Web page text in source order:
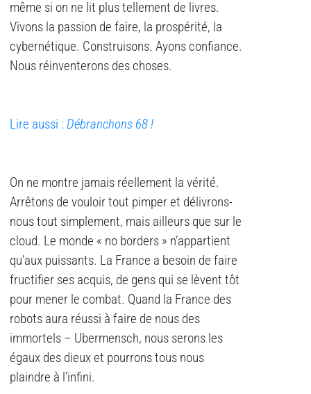
même si on ne lit plus tellement de livres.
Vivons la passion de faire, la prospérité, la
cybernétique. Construisons. Ayons confiance.
Nous réinventerons des choses.
Lire aussi : Débranchons 68 !
On ne montre jamais réellement la vérité.
Arrêtons de vouloir tout pimper et délivrons-
nous tout simplement, mais ailleurs que sur le
cloud. Le monde « no borders » n’appartient
qu’aux puissants. La France a besoin de faire
fructifier ses acquis, de gens qui se lèvent tôt
pour mener le combat. Quand la France des
robots aura réussi à faire de nous des
immortels – Ubermensch, nous serons les
égaux des dieux et pourrons tous nous
plaindre à l’infini.